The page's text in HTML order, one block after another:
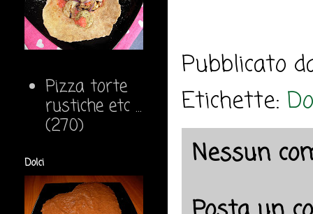
Pubblicato
Etichette:
Nessun
Pizza torte
rustiche etc ...
(270)
Dolci